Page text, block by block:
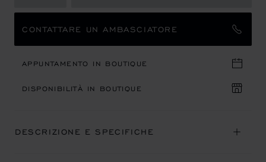
CONTATTARE UN AMBASCIATORE
APPUNTAMENTO IN BOUTIQUE
DISPONIBILITÀ IN BOUTIQUE
DESCRIZIONE E SPECIFICHE